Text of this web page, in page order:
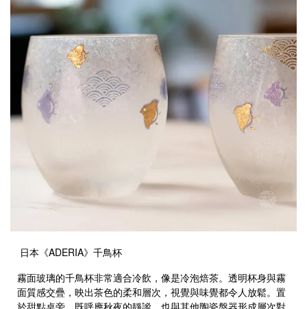
日本《ADERIA》千鳥杯
霧面玻璃的千鳥杯非常適合冷飲，像是冷泡焙茶。透明杯身與霧
面質感交疊，映出茶色的柔和層次，視覺與味覺都令人放鬆。置
於甜點桌旁，既呼應秋夜的靜謐，也與其他陶瓷盤器形成層次對